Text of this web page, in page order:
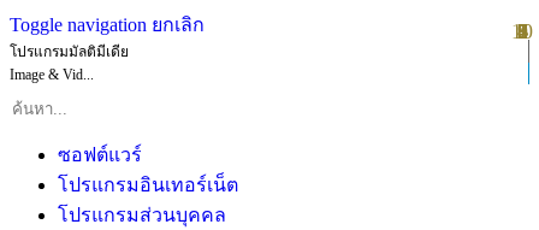
Toggle navigation ยกเลิก
โปรแกรมมัลติมีเดีย
Image & Vid...
ซอฟต์แวร์
โปรแกรมอินเทอร์เน็ต
โปรแกรมส่วนบุคคล
1
2
3
4
5
6
7
8
9
10